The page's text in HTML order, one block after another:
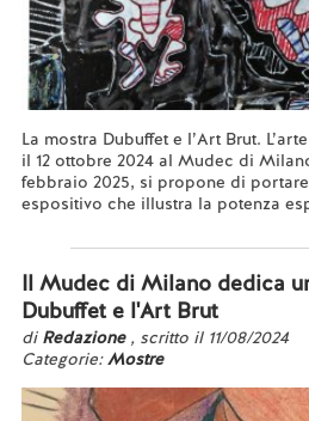
La mostra Dubuffet e l’Art Brut.
il 12 ottobre 2024 al Mudec di
febbraio 2025, si propone di
espositivo che illustra la potenza
Il Mudec di Milano dedica
Dubuffet e l'Art Brut
di Redazione , scritto il 11/08/2024
Categorie:Mostre